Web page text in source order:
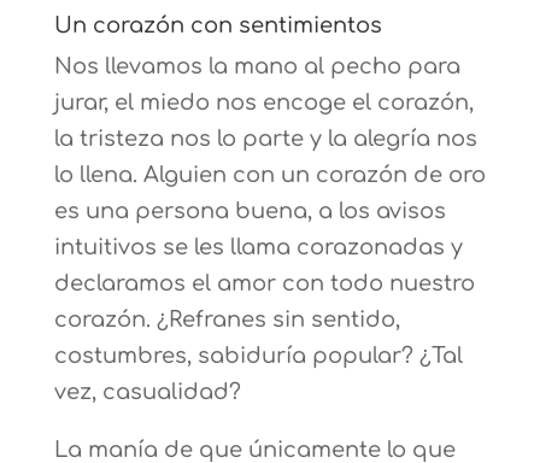
Un corazón con sentimientos
Nos llevamos la mano al pecho para
jurar, el miedo nos encoge el corazón,
la tristeza nos lo parte y la alegría nos
lo llena. Alguien con un corazón de oro
es una persona buena, a los avisos
intuitivos se les llama corazonadas y
declaramos el amor con todo nuestro
corazón. ¿Refranes sin sentido,
costumbres, sabiduría popular? ¿Tal
vez, casualidad?
La manía de que únicamente lo que